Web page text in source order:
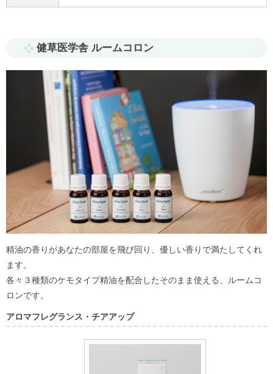
健草医学舎 ルームコロン
精油の香りがあなたの部屋を飛び回り、優しい香りで満たしてくれ
ます。
各々３種類のケモタイプ精油を配合したそのまま使える、ルームコ
ロンです。
アロマフレグランス・チアアップ